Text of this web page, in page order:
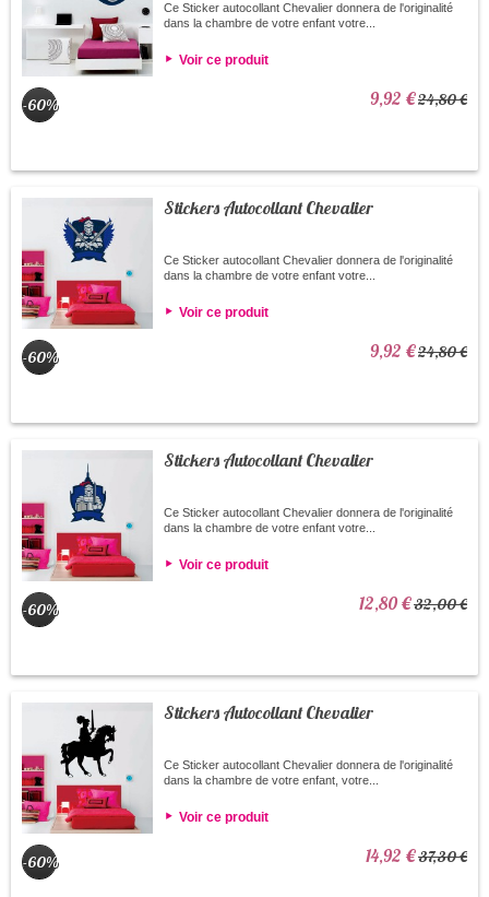
Ce Sticker autocollant Chevalier donnera de l'originalité
dans la chambre de votre enfant votre...
Voir ce produit
-60% 9,92 €24,80 €
Stickers Autocollant Chevalier
Ce Sticker autocollant Chevalier donnera de l'originalité
dans la chambre de votre enfant votre...
Voir ce produit
-60% 9,92 €24,80 €
Stickers Autocollant Chevalier
Ce Sticker autocollant Chevalier donnera de l'originalité
dans la chambre de votre enfant votre...
Voir ce produit
-60% 12,80 €32,00 €
Stickers Autocollant Chevalier
Ce Sticker autocollant Chevalier donnera de l'originalité
dans la chambre de votre enfant, votre...
Voir ce produit
-60% 14,92 €37,30 €